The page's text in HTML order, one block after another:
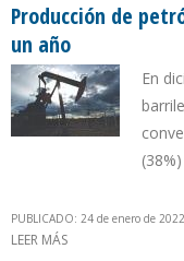
Producción de
un año
En
(38%)
PUBLICADO: 24 de enero de 2022
LEER MÁS